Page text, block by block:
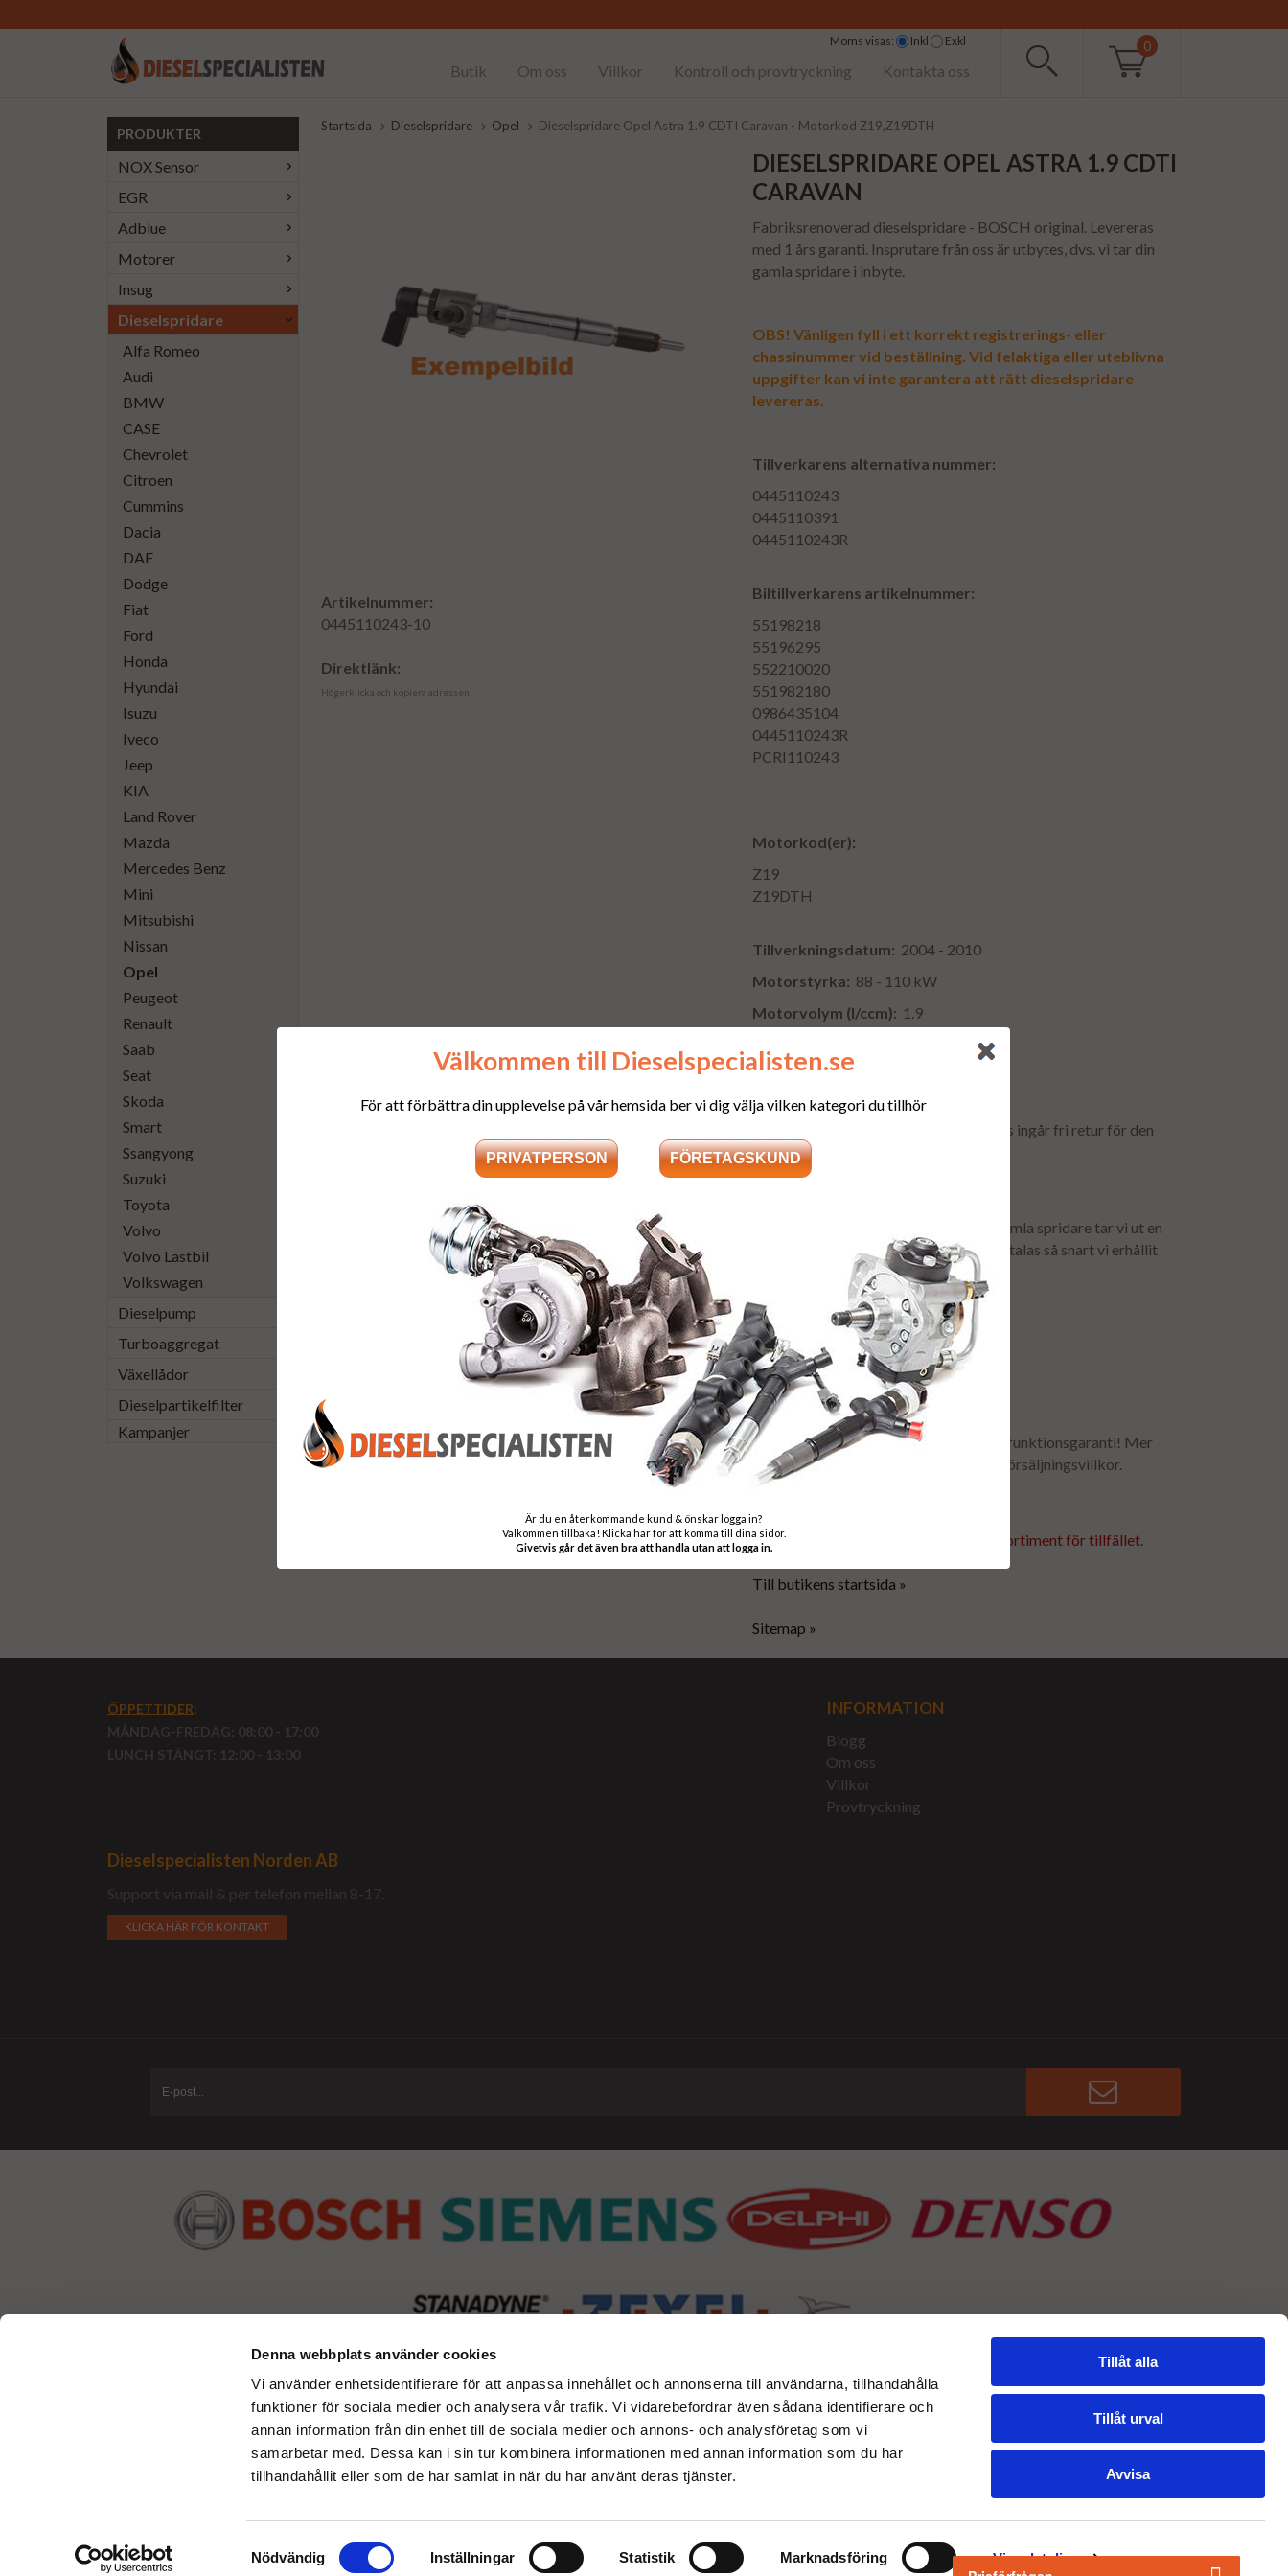
Denna webbplats använder cookies
Vi använder enhetsidentifierare för att anpassa innehållet och annonserna till användarna, tillhandahålla
funktioner för sociala medier och analysera vår trafik. Vi vidarebefordrar även sådana identifierare och
annan information från din enhet till de sociala medier och annons- och analysföretag som vi
samarbetar med. Dessa kan i sin tur kombinera informationen med annan information som du har
tillhandahållit eller som de har samlat in när du har använt deras tjänster.
Samtyckesval
Nödvändig Inställningar Statistik Marknadsföring Visa detaljer
Tillåt alla
Tillåt urval
Avvisa
0
Moms visas: Inkl Exkl
Butik Om oss Villkor Kontroll och provtryckning Kontakta oss
PRODUKTER
NOX Sensor
EGR
Adblue
Motorer
Insug
Dieselspridare
Alfa Romeo
Audi
BMW
CASE
Chevrolet
Citroen
Cummins
Dacia
DAF
Dodge
Fiat
Ford
Honda
Hyundai
Isuzu
Iveco
Jeep
KIA
Land Rover
Mazda
Mercedes Benz
Mini
Mitsubishi
Nissan
Opel
Peugeot
Renault
Saab
Seat
Skoda
Smart
Ssangyong
Suzuki
Toyota
Volvo
Volvo Lastbil
Volkswagen
Dieselpump
Turboaggregat
Växellådor
Dieselpartikelfilter
Kampanjer
Startsida Dieselspridare Opel Dieselspridare Opel Astra 1.9 CDTI Caravan - Motorkod Z19,Z19DTH
Artikelnummer:
0445110243-10
Direktlänk:
Högerklicka och kopiera adressen
DIESELSPRIDARE OPEL ASTRA 1.9 CDTI
CARAVAN
Fabriksrenoverad dieselspridare - BOSCH original. Levereras
med 1 års garanti. Insprutare från oss är utbytes, dvs. vi tar din
gamla spridare i inbyte.
OBS! Vänligen fyll i ett korrekt registrerings- eller
chassinummer vid beställning. Vid felaktiga eller uteblivna
uppgifter kan vi inte garantera att rätt dieselspridare
levereras.
Tillverkarens alternativa nummer:
0445110243
0445110391
0445110243R
Biltillverkarens artikelnummer:
55198218
55196295
552210020
551982180
0986435104
0445110243R
PCRI110243
Motorkod(er):
Z19
Z19DTH
Tillverkningsdatum: 2004 - 2010
Motorstyrka: 88 - 110 kW
Motorvolym (l/ccm): 1.9
Fraktkostnad:
300:- utöver priset! I debiterat fraktpris ingår fri retur för den
gamla spridaren tillbaka till oss.
Som en säkerhet för att få tillbaka er gamla spridare tar vi ut en
depositionsavgift. Depositionen återbetalas så snart vi erhållit
din stomme i retur.
Leveranstid
Leveranstiden är 2-5 arbetsdagar
Garanti
Vi levererar produkter med minst 1 års funktionsgaranti! Mer
information om detta finns under våra försäljningsvillkor.
Tyvärr ingår inte denna produkt i vårt sortiment för tillfället.
Till butikens startsida »
Sitemap »
ÖPPETTIDER:
MÅNDAG-FREDAG: 08:00 - 17:00
LUNCH STÄNGT: 12:00 - 13:00
Dieselspecialisten Norden AB
Support via mail & per telefon mellan 8-17.
KLICKA HÄR FÖR KONTAKT
INFORMATION
Blogg
Om oss
Villkor
Provtryckning
Drift & produktion:
Välkommen till Dieselspecialisten.se
För att förbättra din upplevelse på vår hemsida ber vi dig välja vilken kategori du tillhör
Är du en återkommande kund & önskar logga in?
Välkommen tillbaka! Klicka här för att komma till dina sidor.
Givetvis går det även bra att handla utan att logga in.